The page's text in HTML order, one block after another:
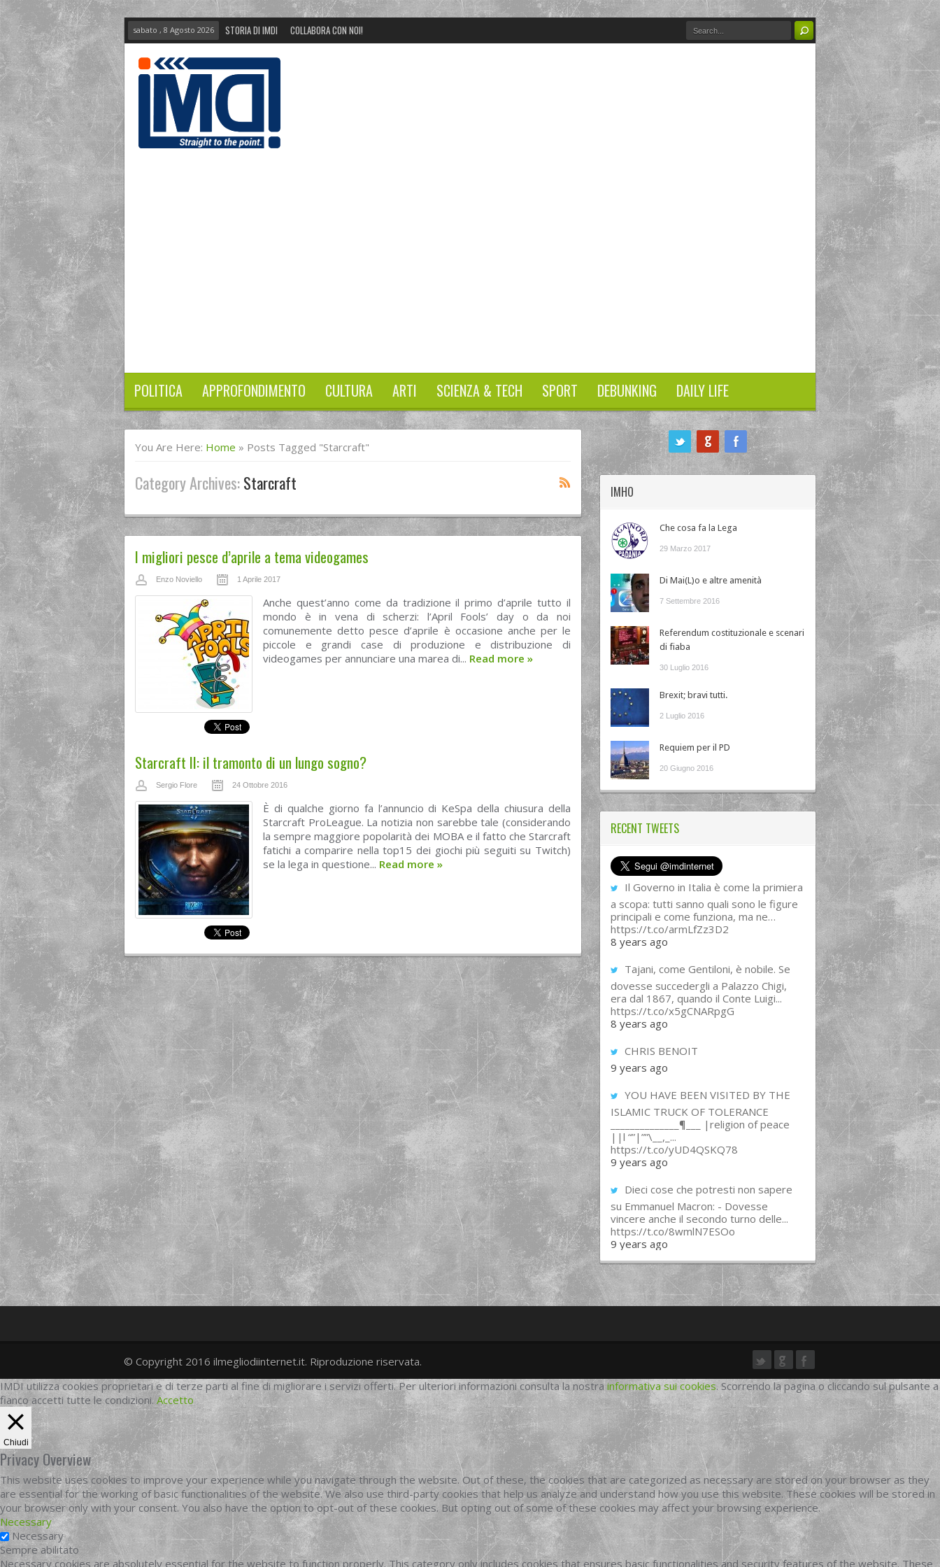
sabato , 8 Agosto 2026 STORIA DI IMDI COLLABORA CON NOI!
POLITICA APPROFONDIMENTO CULTURA ARTI SCIENZA & TECH SPORT DEBUNKING DAILY LIFE
You Are Here: Home » Posts Tagged "Starcraft"
Category Archives:Starcraft
I migliori pesce d’aprile a tema videogames
Enzo Noviello 1 Aprile 2017
Anche quest’anno come da tradizione il primo d’aprile tutto il
mondo è in vena di scherzi: l’April Fools’ day o da noi
comunemente detto pesce d’aprile è occasione anche per le
piccole e grandi case di produzione e distribuzione di
videogames per annunciare una marea di... Read more »
Starcraft II: il tramonto di un lungo sogno?
Sergio Flore 24 Ottobre 2016
È di qualche giorno fa l’annuncio di KeSpa della chiusura della
Starcraft ProLeague. La notizia non sarebbe tale (considerando
la sempre maggiore popolarità dei MOBA e il fatto che Starcraft
fatichi a comparire nella top15 dei giochi più seguiti su Twitch)
se la lega in questione... Read more »
IMHO
Che cosa fa la Lega
29 Marzo 2017
Di Mai(L)o e altre amenità
7 Settembre 2016
Referendum costituzionale e scenari
di fiaba
30 Luglio 2016
Brexit; bravi tutti.
2 Luglio 2016
Requiem per il PD
20 Giugno 2016
RECENT TWEETS
Il Governo in Italia è come la primiera
a scopa: tutti sanno quali sono le figure
principali e come funziona, ma ne…
https://t.co/armLfZz3D2
8 years ago
Tajani, come Gentiloni, è nobile. Se
dovesse succedergli a Palazzo Chigi,
era dal 1867, quando il Conte Luigi...
https://t.co/x5gCNARpgG
8 years ago
CHRIS BENOIT
9 years ago
YOU HAVE BEEN VISITED BY THE
ISLAMIC TRUCK OF TOLERANCE
______________¶___ |religion of peace
||l “”|””\__,_...
https://t.co/yUD4QSKQ78
9 years ago
Dieci cose che potresti non sapere
su Emmanuel Macron: - Dovesse
vincere anche il secondo turno delle...
https://t.co/8wmlN7ESOo
9 years ago
twittergoogleplus
facebook
© Copyright 2016 ilmegliodiinternet.it. Riproduzione riservata.
IMDI utilizza cookies proprietari e di terze parti al fine di migliorare i servizi offerti. Per ulteriori informazioni consulta la nostra informativa sui cookies. Scorrendo la pagina o cliccando sul pulsante a
fianco accetti tutte le condizioni. Accetto
Chiudi
Privacy Overview
This website uses cookies to improve your experience while you navigate through the website. Out of these, the cookies that are categorized as necessary are stored on your browser as they
are essential for the working of basic functionalities of the website. We also use third-party cookies that help us analyze and understand how you use this website. These cookies will be stored in
your browser only with your consent. You also have the option to opt-out of these cookies. But opting out of some of these cookies may affect your browsing experience.
Necessary
Necessary
Sempre abilitato
Necessary cookies are absolutely essential for the website to function properly. This category only includes cookies that ensures basic functionalities and security features of the website. These